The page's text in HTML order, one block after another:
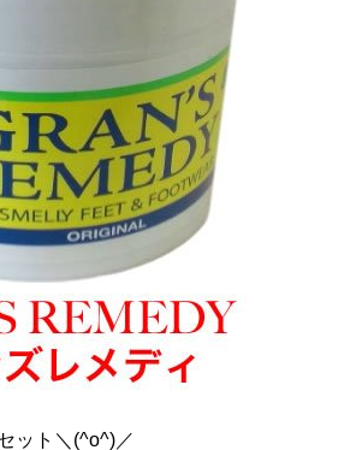
ット＼(^o^)／